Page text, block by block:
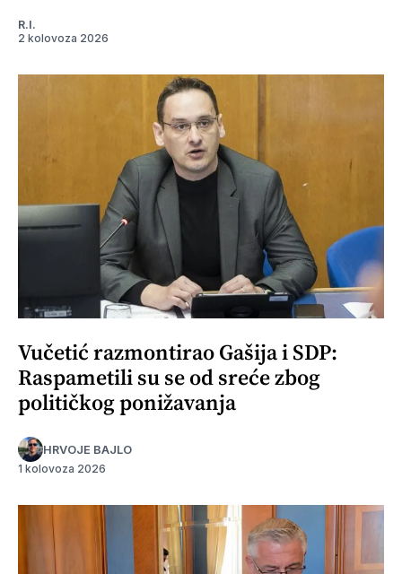
R.I.
2 kolovoza 2026
Vučetić razmontirao Gašija i SDP:
Raspametili su se od sreće zbog
političkog ponižavanja
HRVOJE BAJLO
1 kolovoza 2026